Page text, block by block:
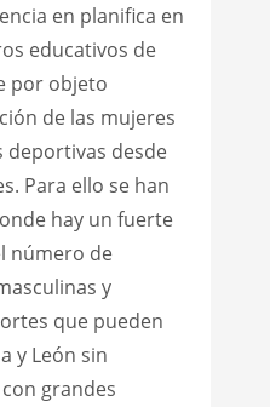
en planifica en
educativos de
por objeto
de las mujeres
deportivas desde
Para ello se han
hay un fuerte
número de
y
que pueden
y León sin
grandes